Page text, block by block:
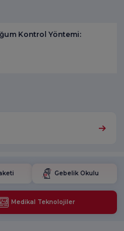
Kontrol Yöntemi:
Gebelik Okulu
Medikal Teknolojiler